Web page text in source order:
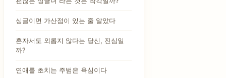
싱글이면 가산점이 있는 줄 알았다
혼자서도 외롭지 않다는 당신, 진심일
까?
연애를 초치는 주범은 욕심이다